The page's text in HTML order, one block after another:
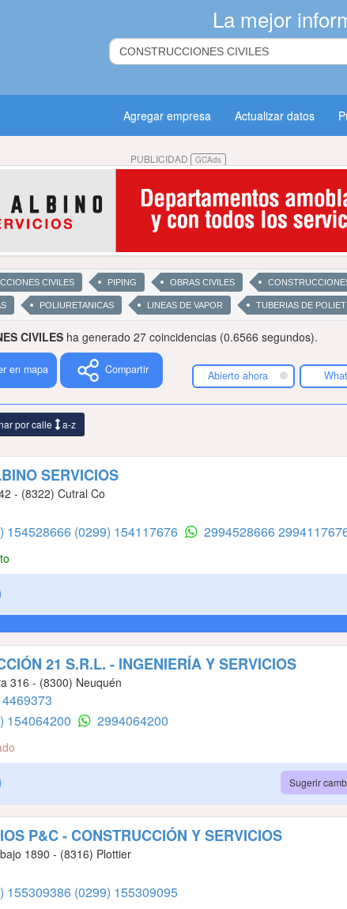
La mejor
Agregar empresa Actualizar datos
PUBLICIDAD GCAds
CIVILES PIPING OBRAS CIVILES
POLIURETANICAS LINEAS DE VAPOR TUBERIAS DE
CIVILES ha generado 27 coincidencias (0.6566 segundos).
en mapa Compartir Abierto ahora
por calle a-z
SERVICIOS
- (8322) Cutral Co
154528666 (0299) 154117676 2994528666
21 S.R.L. - INGENIERÍA Y SERVICIOS
316 - (8300) Neuquén
154064200
2994064200
Sugerir
P&C - CONSTRUCCIÓN Y SERVICIOS
1890 - (8316) Plottier
155309386 (0299) 155309095